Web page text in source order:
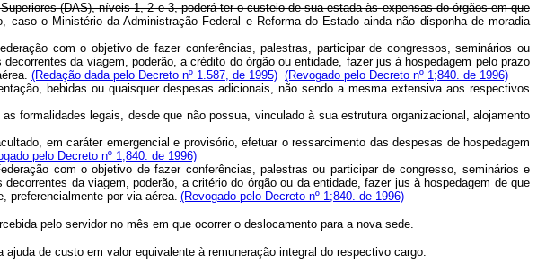
(DAS), níveis 1, 2 e 3, poderá ter o custeio de sua estada às expensas do órgãos em que
o Ministério da Administração Federal e Reforma do Estado ainda não disponha de moradia
com o objetivo de fazer conferências, palestras, participar de congressos, seminários ou
da viagem, poderão, a crédito do órgão ou entidade, fazer jus à hospedagem pelo prazo
(Redação dada pelo Decreto nº 1.587, de 1995) (Revogado pelo Decreto nº 1;840. de 1996)
bebidas ou quaisquer despesas adicionais, não sendo a mesma extensiva aos respectivos
formalidades legais, desde que não possua, vinculado à sua estrutura organizacional, alojamento
em caráter emergencial e provisório, efetuar o ressarcimento das despesas de hospedagem
pelo Decreto nº 1;840. de 1996)
com o objetivo de fazer conferências, palestras ou participar de congresso, seminários e
da viagem, poderão, a critério do órgão ou da entidade, fazer jus à hospedagem de que
preferencialmente por via aérea. (Revogado pelo Decreto nº 1;840. de 1996)
pelo servidor no mês em que ocorrer o deslocamento para a nova sede.
de custo em valor equivalente à remuneração integral do respectivo cargo.